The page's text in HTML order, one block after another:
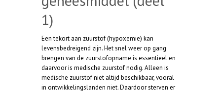
1)
Een tekort aan zuurstof (hypoxemie) kan
levensbedreigend zijn. Het snel weer op gang
brengen van de zuurstofopname is essentieel en
daarvoor is medische zuurstof nodig. Alleen is
medische zuurstof niet altijd beschikbaar, vooral
in ontwikkelingslanden niet. Daardoor sterven er